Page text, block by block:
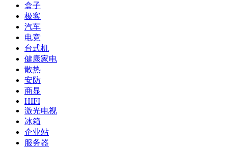
盒子
极客
汽车
电竞
台式机
健康家电
散热
安防
商显
HIFI
激光电视
冰箱
企业站
服务器